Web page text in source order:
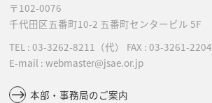
〒102-0076
千代田区五番町10-2 五番町センタービル 5F
TEL : 03-3262-8211 （代） FAX : 03-3261-2204
E-mail : webmaster@jsae.or.jp
本部・事務局のご案内